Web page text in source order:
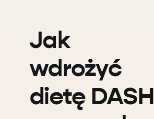
Jak
wdrożyć
dietę DASH